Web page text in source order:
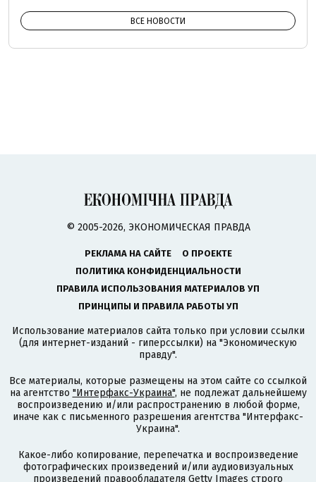
ВСЕ НОВОСТИ
© 2005-2026, ЭКОНОМИЧЕСКАЯ ПРАВДА
РЕКЛАМА НА САЙТЕ
О ПРОЕКТЕ
ПОЛИТИКА КОНФИДЕНЦИАЛЬНОСТИ
ПРАВИЛА ИСПОЛЬЗОВАНИЯ МАТЕРИАЛОВ УП
ПРИНЦИПЫ И ПРАВИЛА РАБОТЫ УП
Использование материалов сайта только при условии ссылки
(для интернет-изданий - гиперссылки) на "Экономическую
правду".
Все материалы, которые размещены на этом сайте со ссылкой
на агентство "Интерфакс-Украина", не подлежат дальнейшему
воспроизведению и/или распространению в любой форме,
иначе как с письменного разрешения агентства "Интерфакс-
Украина".
Какое-либо копирование, перепечатка и воспроизведение
фотографических произведений и/или аудиовизуальных
произведений правообладателя Getty Images строго